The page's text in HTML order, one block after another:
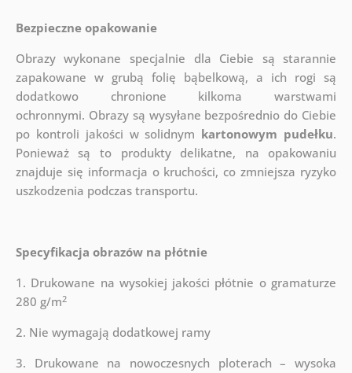
Bezpieczne opakowanie
Obrazy wykonane specjalnie dla Ciebie są starannie
zapakowane w grubą folię bąbelkową, a ich rogi są
dodatkowo chronione kilkoma warstwami
ochronnymi. Obrazy są wysyłane bezpośrednio do Ciebie
po kontroli jakości w solidnym kartonowym pudełku.
Ponieważ są to produkty delikatne, na opakowaniu
znajduje się informacja o kruchości, co zmniejsza ryzyko
uszkodzenia podczas transportu.
Specyfikacja obrazów na płótnie
1. Drukowane na wysokiej jakości płótnie o gramaturze
280 g/m2
2. Nie wymagają dodatkowej ramy
3. Drukowane na nowoczesnych ploterach – wysoka